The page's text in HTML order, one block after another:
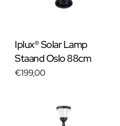
Iplux® Solar Lamp
Staand Oslo 88cm
€199,00